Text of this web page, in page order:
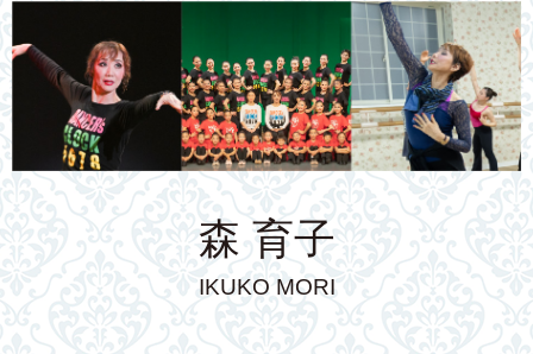
森 育子
IKUKO MORI